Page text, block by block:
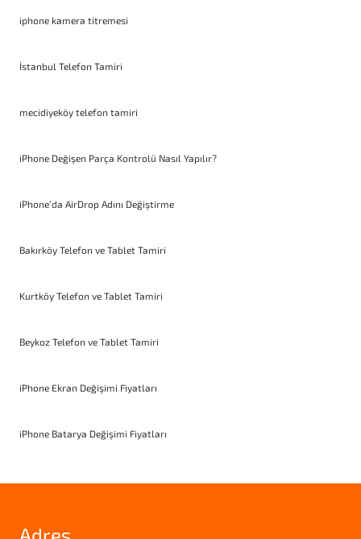
iphone kamera titremesi
İstanbul Telefon Tamiri
mecidiyeköy telefon tamiri
iPhone Değişen Parça Kontrolü Nasıl Yapılır?
iPhone’da AirDrop Adını Değiştirme
Bakırköy Telefon ve Tablet Tamiri
Kurtköy Telefon ve Tablet Tamiri
Beykoz Telefon ve Tablet Tamiri
iPhone Ekran Değişimi Fiyatları
iPhone Batarya Değişimi Fiyatları